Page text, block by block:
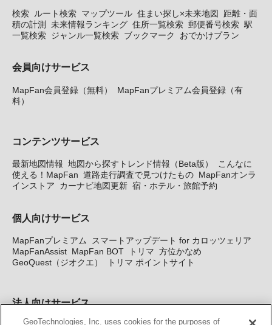
検索 ルート検索 マップツール 住まい探し×未来地図
距離・面
積の計測
未来情報ランキング 住所一覧検索 郵便番号検索 駅
一覧検索 ジャンル一覧検索 ブックマーク おでかけプラン
会員向けサービス
MapFan会員登録（無料）
MapFanプレミアム会員登録（有
料）
コンテンツサービス
最新地図情報 地図から探すトレンド情報（Beta版）
こんなに
使える！MapFan 道路走行調査で見つけたもの MapFanオンラ
インストア
カーナビ地図更新 宿・ホテル・旅館予約
個人向けサービス
MapFanプレミアム
スマートアップデート for カロッツェリア
MapFanAssist MapFan BOT トリマ 方位かなめ
GeoQuest（ジオクエ）
トリマ ポイントサイト
法人向けサービス
GeoTechnologies, Inc. uses cookies for the purposes of